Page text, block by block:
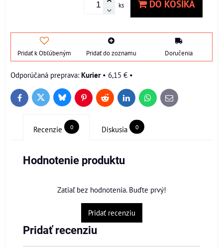
ks DO KOŠÍKA
Pridať k Obľúbeným Pridať do zoznamu Doručenia
Kurier• 6,15 € •
FacebookTwitter BlueskyPinterestReddit LinkedInWhatsApp
E-
mail
Recenzie 0 Diskusia 0
Hodnotenie produktu
Zatiaľ bez hodnotenia. Buďte prvý!
Pridať recenziu
Pridať recenziu